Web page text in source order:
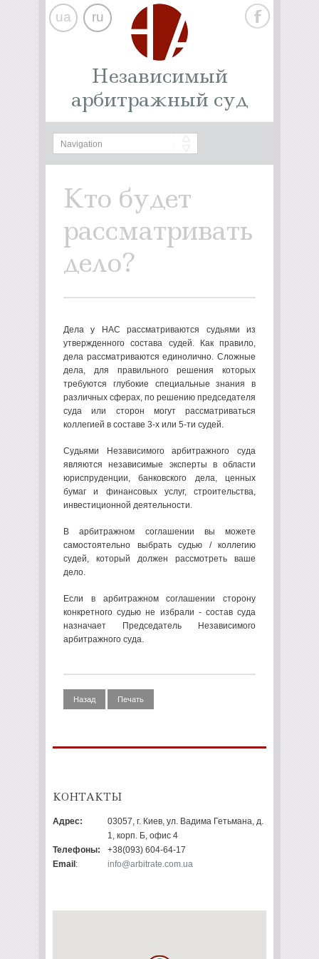
ua ru
Независимый
арбитражный суд
Кто будет
рассматривать
дело?
Дела у НАС рассматриваются судьями из
утвержденного состава судей. Как правило,
дела рассматриваются единолично. Сложные
дела, для правильного решения которых
требуются глубокие специальные знания в
различных сферах, по решению председателя
суда или сторон могут рассматриваться
коллегией в составе 3-х или 5-ти судей.
Судьями Независимого арбитражного суда
являются независимые эксперты в области
юриспруденции, банковского дела, ценных
бумаг и финансовых услуг, строительства,
инвестиционной деятельности.
В арбитражном соглашении вы можете
самостоятельно выбрать судью / коллегию
судей, который должен рассмотреть ваше
дело.
Если в арбитражном соглашении сторону
конкретного судью не избрали - состав суда
назначает Председатель Независимого
арбитражного суда.
Назад Печать
КОНТАКТЫ
Адрес:
03057, г. Киев, ул. Вадима Гетьмана, д.
1, корп. Б, офис 4
Телефоны:
+38(093) 604-64-17
Email: info@arbitrate.com.ua